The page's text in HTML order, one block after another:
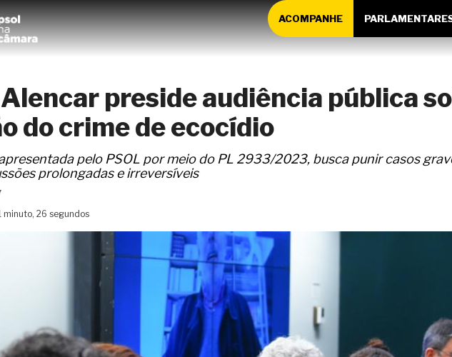
ACOMPANHE
preside audiência pública
do crime de ecocídio
pelo PSOL por meio do PL 2933/2023, busca punir casos
prolongadas e irreversíveis
minuto, 26 segundos